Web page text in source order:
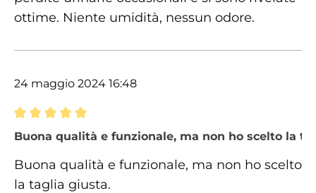
ottime. Niente umidità, nessun odore.
24 maggio 2024 16:48
Recensione con valutazione di 5 su 5 stelle
Buona qualità e funzionale, ma non ho scelto la
Buona qualità e funzionale, ma non ho scelto
la taglia giusta.